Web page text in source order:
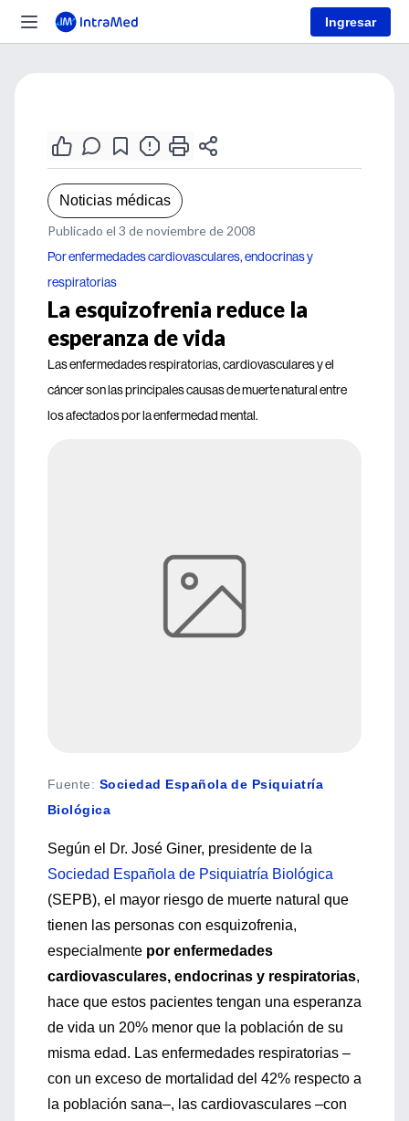
Ingresar
Noticias médicas
Publicado el 3 de noviembre de 2008
Por enfermedades cardiovasculares, endocrinas y
respiratorias
La esquizofrenia reduce la
esperanza de vida
Las enfermedades respiratorias, cardiovasculares y el
cáncer son las principales causas de muerte natural entre
los afectados por la enfermedad mental.
Fuente: Sociedad Española de Psiquiatría
Biológica
Según el Dr. José Giner, presidente de la
Sociedad Española de Psiquiatría Biológica
(SEPB), el mayor riesgo de muerte natural que
tienen las personas con esquizofrenia,
especialmente por enfermedades
cardiovasculares, endocrinas y respiratorias,
hace que estos pacientes tengan una esperanza
de vida un 20% menor que la población de su
misma edad. Las enfermedades respiratorias –
con un exceso de mortalidad del 42% respecto a
la población sana–, las cardiovasculares –con